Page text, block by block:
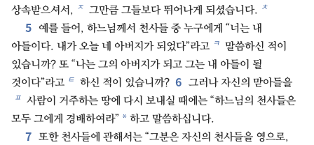
상속받으셔서, ㅈ 그만큼 그들보다 뛰어나게 되셨습니다. ㅊ
5
예를 들어, 하느님께서 천사들 중 누구에게 “너는 내
아들이다. 내가 오늘 네 아버지가 되었다”라고 ㅋ 말씀하신 적이
있습니까? 또 “나는 그의 아버지가 되고 그는 내 아들이 될
것이다”라고 ㅌ 하신 적이 있습니까? 6 그러나 자신의 맏아들을
ㅍ 사람이 거주하는 땅에 다시 보내실 때에는 “하느님의 천사들은
모두 그에게 경배하여라” * 하고 말씀하십니다.
7 또한 천사들에 관해서는 “그분은 자신의 천사들을 영으로,